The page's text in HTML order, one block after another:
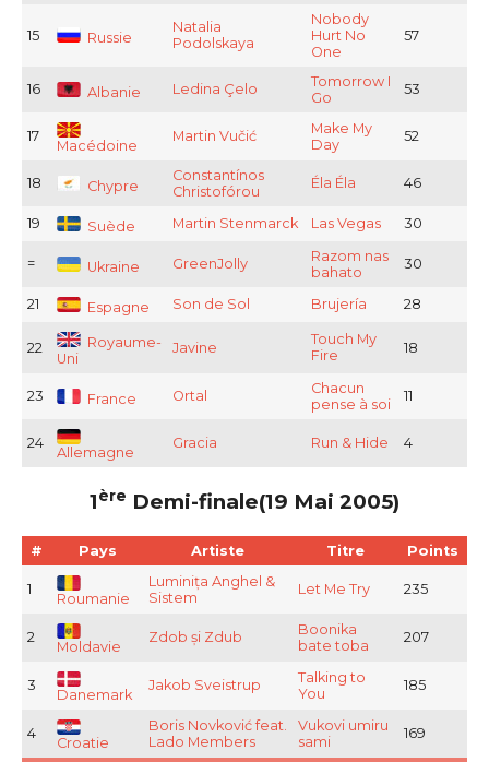
15 Russie
Natalia
Podolskaya
Nobody
Hurt No
One
57
16 Albanie Ledina Çelo
Tomorrow I
Go
53
17
Macédoine
Martin Vučić
Make My
Day
52
18 Chypre
Constantínos
Christofórou
Éla Éla 46
19 Suède Martin Stenmarck Las Vegas 30
= Ukraine GreenJolly
Razom nas
bahato
30
21 Espagne Son de Sol Brujería 28
22
Royaume-
Uni
Javine
Touch My
Fire
18
23 France Ortal
Chacun
pense à soi
11
24
Allemagne
Gracia Run & Hide 4
1ère Demi-finale(19 Mai 2005)
# Pays Artiste Titre Points
1
Roumanie
Luminița Anghel &
Sistem
Let Me Try 235
2
Moldavie
Zdob și Zdub
Boonika
bate toba
207
3
Danemark
Jakob Sveistrup
Talking to
You
185
4
Croatie
Boris Novković feat.
Lado Members
Vukovi umiru
sami
169